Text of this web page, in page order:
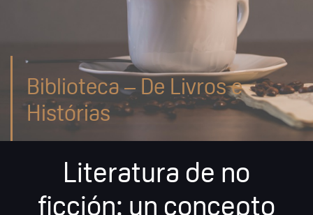
Biblioteca – De Livros e
Histórias
Literatura de no
ficción: un concepto